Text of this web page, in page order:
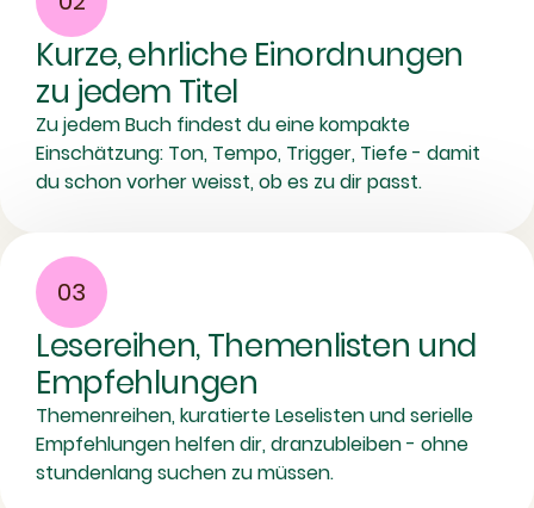
Kurze, ehrliche Einordnungen
zu jedem Titel
Zu jedem Buch findest du eine kompakte
Einschätzung: Ton, Tempo, Trigger, Tiefe - damit
du schon vorher weisst, ob es zu dir passt.
03
Lesereihen, Themenlisten und
Empfehlungen
Themenreihen, kuratierte Leselisten und serielle
Empfehlungen helfen dir, dranzubleiben - ohne
stundenlang suchen zu müssen.